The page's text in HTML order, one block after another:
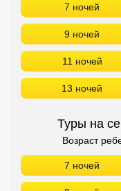
7 ночей
9 ночей
11 ночей
13 ночей
Туры на
Возраст
7 ночей